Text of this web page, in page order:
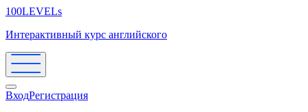
100LEVELs
Интерактивный курс английского
ВходРегистрация